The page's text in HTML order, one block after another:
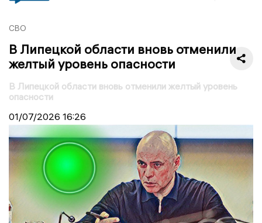
СВО
В Липецкой области вновь отменили
желтый уровень опасности
В Липецкой области вновь отменили желтый уровень
опасности
01/07/2026 16:26